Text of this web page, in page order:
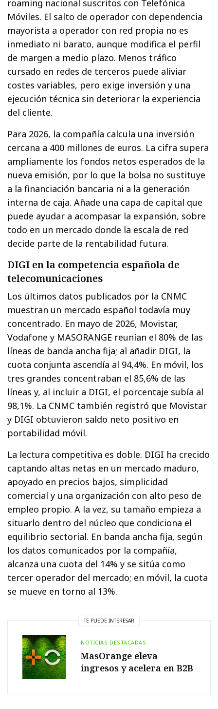
roaming nacional suscritos con Telefónica
Móviles. El salto de operador con dependencia
mayorista a operador con red propia no es
inmediato ni barato, aunque modifica el perfil
de margen a medio plazo. Menos tráfico
cursado en redes de terceros puede aliviar
costes variables, pero exige inversión y una
ejecución técnica sin deteriorar la experiencia
del cliente.
Para 2026, la compañía calcula una inversión
cercana a 400 millones de euros. La cifra supera
ampliamente los fondos netos esperados de la
nueva emisión, por lo que la bolsa no sustituye
a la financiación bancaria ni a la generación
interna de caja. Añade una capa de capital que
puede ayudar a acompasar la expansión, sobre
todo en un mercado donde la escala de red
decide parte de la rentabilidad futura.
DIGI en la competencia española de
telecomunicaciones
Los últimos datos publicados por la CNMC
muestran un mercado español todavía muy
concentrado. En mayo de 2026, Movistar,
Vodafone y MASORANGE reunían el 80% de las
líneas de banda ancha fija; al añadir DIGI, la
cuota conjunta ascendía al 94,4%. En móvil, los
tres grandes concentraban el 85,6% de las
líneas y, al incluir a DIGI, el porcentaje subía al
98,1%. La CNMC también registró que Movistar
y DIGI obtuvieron saldo neto positivo en
portabilidad móvil.
La lectura competitiva es doble. DIGI ha crecido
captando altas netas en un mercado maduro,
apoyado en precios bajos, simplicidad
comercial y una organización con alto peso de
empleo propio. A la vez, su tamaño empieza a
situarlo dentro del núcleo que condiciona el
equilibrio sectorial. En banda ancha fija, según
los datos comunicados por la compañía,
alcanza una cuota del 14% y se sitúa como
tercer operador del mercado; en móvil, la cuota
se mueve en torno al 13%.
TE PUEDE INTERESAR
NOTICIAS DESTACADAS
MasOrange eleva
ingresos y acelera en B2B